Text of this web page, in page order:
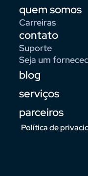
quem somos
Carreiras
contato
Suporte
Seja um
blog
serviços
parceiros
Política de